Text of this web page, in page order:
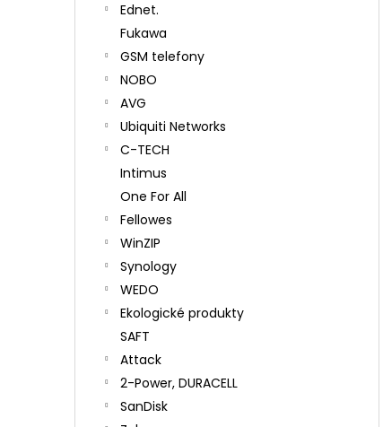
Ednet.
Fukawa
GSM telefony
NOBO
AVG
Ubiquiti Networks
C-TECH
Intimus
One For All
Fellowes
WinZIP
Synology
WEDO
Ekologické produkty
SAFT
Attack
2-Power, DURACELL
SanDisk